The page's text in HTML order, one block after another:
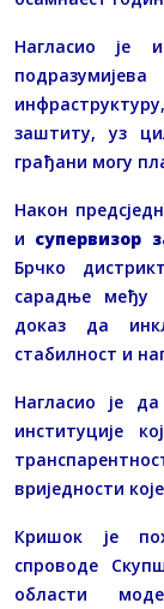
Нагласио је
заштиту, уз
грађани могу
Након
и супервизор
Брчко
сарадње међу
доказ да
стабилност и
Нагласио је
институције
вриједности
Кришок је
спроводе
области